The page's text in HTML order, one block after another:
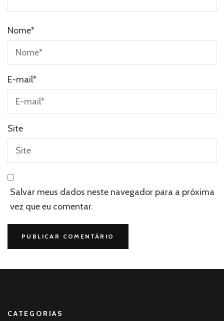
Nome*
E-mail*
Site
Salvar meus dados neste navegador para a próxima
vez que eu comentar.
CATEGORIAS